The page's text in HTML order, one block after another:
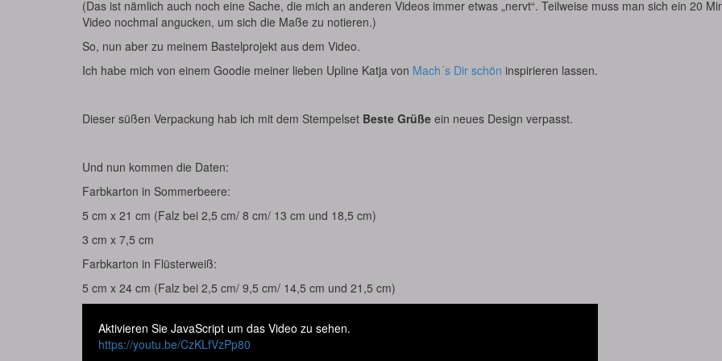
(Das ist nämlich auch noch eine Sache, die mich an anderen Videos immer etwas „nervt“. Teilweise muss man sich ein 20
Video nochmal angucken, um sich die Maße zu notieren.)
So, nun aber zu meinem Bastelprojekt aus dem Video.
Ich habe mich von einem Goodie meiner lieben Upline Katja von Mach´s Dir schön inspirieren lassen.
Dieser süßen Verpackung hab ich mit dem Stempelset Beste Grüße ein neues Design verpasst.
Und nun kommen die Daten:
Farbkarton in Sommerbeere:
5 cm x 21 cm (Falz bei 2,5 cm/ 8 cm/ 13 cm und 18,5 cm)
3 cm x 7,5 cm
Farbkarton in Flüsterweiß:
5 cm x 24 cm (Falz bei 2,5 cm/ 9,5 cm/ 14,5 cm und 21,5 cm)
Aktivieren Sie JavaScript um das Video zu sehen.
https://youtu.be/CzKLfVzPp80